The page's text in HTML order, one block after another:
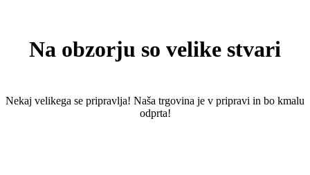
Na obzorju so velike stvari
Nekaj ​​velikega se pripravlja! Naša trgovina je v pripravi in ​​bo kmalu
odprta!